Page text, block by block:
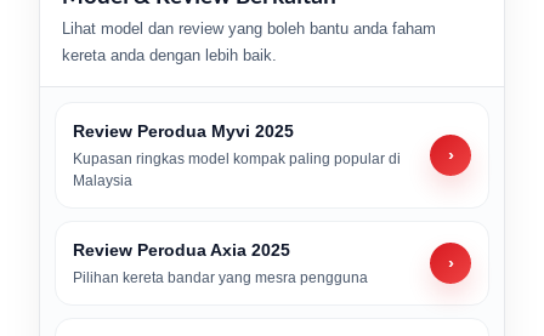
Lihat model dan review yang boleh bantu anda faham
kereta anda dengan lebih baik.
Review Perodua Myvi 2025
Kupasan ringkas model kompak paling popular di
Malaysia
›
Review Perodua Axia 2025
Pilihan kereta bandar yang mesra pengguna
›